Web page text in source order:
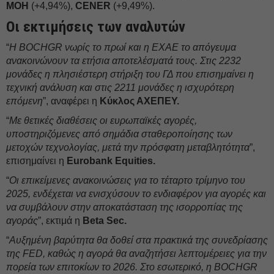
ΜΟΗ (+4,94%), CENER (+9,49%).
Οι εκτιμήσεις των αναλυτών
“Η BOCHGR νωρίς το πρωί και η ΕΧΑΕ το απόγευμα
ανακοινώνουν τα ετήσια αποτελέσματά τους. Στις 2232
μονάδες η πλησιέστερη στήριξη του ΓΔ που επισημαίνει η
τεχνική ανάλυση και στις 2211 μονάδες η ισχυρότερη
επόμενη”, αναφέρει η Κύκλος ΑΧΕΠΕΥ.
“Με θετικές διαθέσεις οι ευρωπαϊκές αγορές,
υποστηριζόμενες από σημάδια σταθεροποίησης των
μετοχών τεχνολογίας, μετά την πρόσφατη μεταβλητότητα”,
επισημαίνει η Eurobank Equities.
“Οι επικείμενες ανακοινώσεις για το τέταρτο τρίμηνο του
2025, ενδέχεται να ενισχύσουν το ενδιαφέρον για αγορές και
να συμβάλουν στην αποκατάσταση της ισορροπίας της
αγοράς”, εκτιμά η Beta Sec.
“Αυξημένη βαρύτητα θα δοθεί στα πρακτικά της συνεδρίασης
της FED, καθώς η αγορά θα αναζητήσει λεπτομέρειες για την
πορεία των επιτοκίων το 2026. Στο εσωτερικό, η BOCHGR